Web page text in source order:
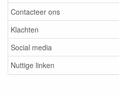
Contacteer ons
Klachten
Social media
Nuttige linken